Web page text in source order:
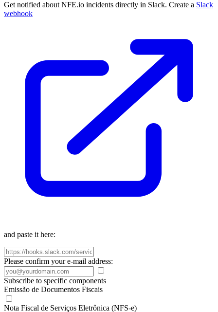
Get notified about NFE.io incidents directly in Slack. Create a Slack
webhook
and paste it here:
Please confirm your e-mail address:
Subscribe to specific components
Emissão de Documentos Fiscais
Nota Fiscal de Serviços Eletrônica (NFS-e)